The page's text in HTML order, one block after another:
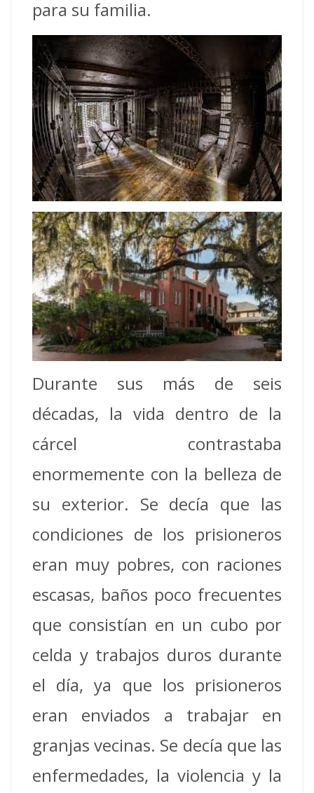
para su familia.
Durante sus más de seis
décadas, la vida dentro de la
cárcel contrastaba
enormemente con la belleza de
su exterior. Se decía que las
condiciones de los prisioneros
eran muy pobres, con raciones
escasas, baños poco frecuentes
que consistían en un cubo por
celda y trabajos duros durante
el día, ya que los prisioneros
eran enviados a trabajar en
granjas vecinas. Se decía que las
enfermedades, la violencia y la